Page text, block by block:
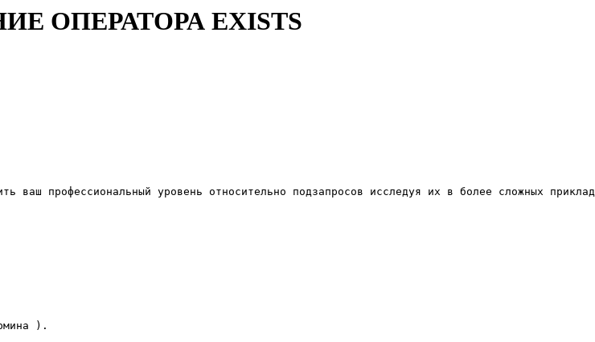
ОПЕРАТОРА EXISTS
ваш профессиональный уровень относительно подзапросов исследуя их в более сложных
).